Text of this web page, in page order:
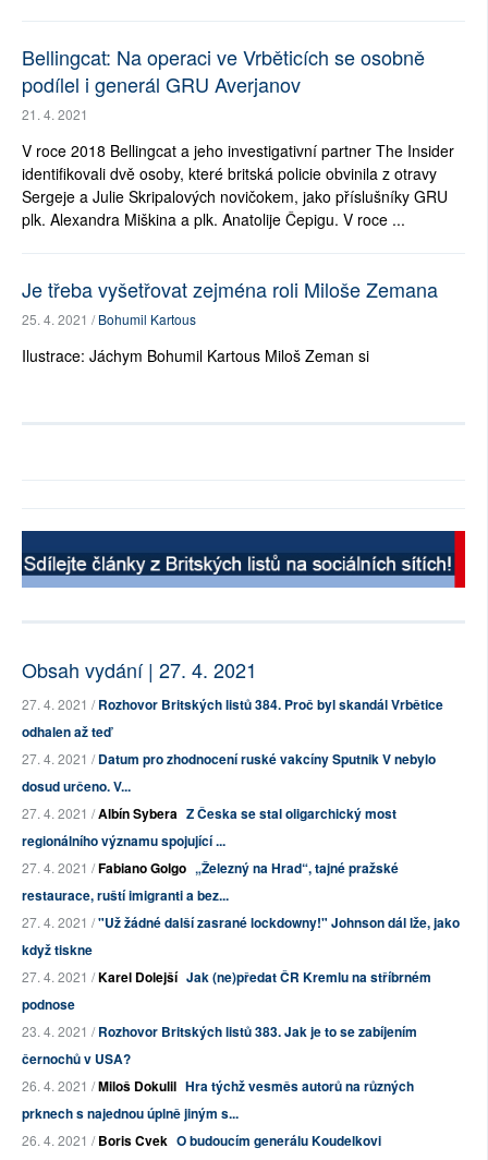
Bellingcat: Na operaci ve Vrběticích se osobně
podílel i generál GRU Averjanov
21. 4. 2021
V roce 2018 Bellingcat a jeho investigativní partner The Insider
identifikovali dvě osoby, které britská policie obvinila z otravy
Sergeje a Julie Skripalových novičokem, jako příslušníky GRU
plk. Alexandra Miškina a plk. Anatolije Čepigu. V roce ...
Je třeba vyšetřovat zejména roli Miloše Zemana
25. 4. 2021 /Bohumil Kartous
Ilustrace: Jáchym Bohumil Kartous Miloš Zeman si
Obsah vydání | 27. 4. 2021
27. 4. 2021 /Rozhovor Britských listů 384. Proč byl skandál Vrbětice
odhalen až teď
27. 4. 2021 /Datum pro zhodnocení ruské vakcíny Sputnik V nebylo
dosud určeno. V...
27. 4. 2021 /Albín Sybera Z Česka se stal oligarchický most
regionálního významu spojující ...
27. 4. 2021 /Fabiano Golgo „Železný na Hrad“, tajné pražské
restaurace, ruští imigranti a bez...
27. 4. 2021 /"Už žádné další zasrané lockdowny!" Johnson dál lže, jako
když tiskne
27. 4. 2021 /Karel Dolejší Jak (ne)předat ČR Kremlu na stříbrném
podnose
23. 4. 2021 /Rozhovor Britských listů 383. Jak je to se zabíjením
černochů v USA?
26. 4. 2021 /Miloš Dokulil Hra týchž vesměs autorů na různých
prknech s najednou úplně jiným s...
26. 4. 2021 /Boris Cvek O budoucím generálu Koudelkovi